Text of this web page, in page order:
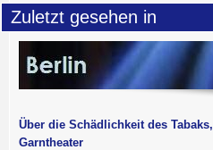
Zuletzt gesehen in
Über die Schädlichkeit des Tabaks,
Garntheater